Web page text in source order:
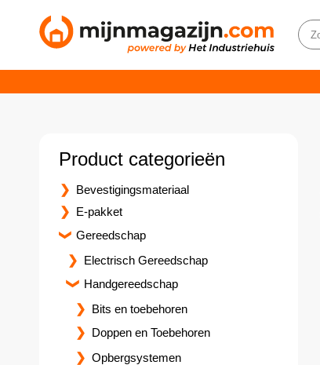
Product categorieën
Bevestigingsmateriaal
E-pakket
Gereedschap
Electrisch Gereedschap
Handgereedschap
Bits en toebehoren
Doppen en Toebehoren
Opbergsystemen